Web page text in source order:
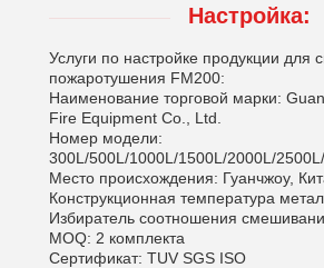
Настройка:
Услуги по настройке продукции для
пожаротушения FM200:
Наименование торговой марки:
Fire Equipment Co., Ltd.
Номер модели:
300L/500L/1000L/1500L/2000L/2500L/
Место происхождения: Гуанчжоу,
Конструкционная температура
Избиратель соотношения
MOQ: 2 комплекта
Сертификат: TUV SGS ISO